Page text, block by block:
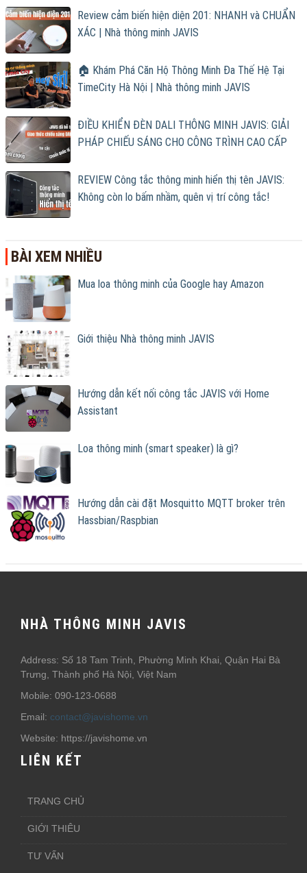
Review cảm biến hiện diện 201: NHANH và CHUẨN
XÁC | Nhà thông minh JAVIS
🏠 Khám Phá Căn Hộ Thông Minh Đa Thế Hệ Tại
TimeCity Hà Nội | Nhà thông minh JAVIS
ĐIỀU KHIỂN ĐÈN DALI THÔNG MINH JAVIS: GIẢI
PHÁP CHIẾU SÁNG CHO CÔNG TRÌNH CAO CẤP
REVIEW Công tắc thông minh hiển thị tên JAVIS:
Không còn lo bấm nhầm, quên vị trí công tắc!
BÀI XEM NHIỀU
Mua loa thông minh của Google hay Amazon
Giới thiệu Nhà thông minh JAVIS
Hướng dẫn kết nối công tắc JAVIS với Home
Assistant
Loa thông minh (smart speaker) là gì?
Hướng dẫn cài đặt Mosquitto MQTT broker trên
Hassbian/Raspbian
NHÀ THÔNG MINH JAVIS
Address: Số 18 Tam Trinh, Phường Minh Khai, Quận Hai Bà
Trưng, Thành phố Hà Nội, Việt Nam
Mobile: 090-123-0688
Email: contact@javishome.vn
Website: https://javishome.vn
LIÊN KẾT
TRANG CHỦ
GIỚI THIÊU
TƯ VẤN